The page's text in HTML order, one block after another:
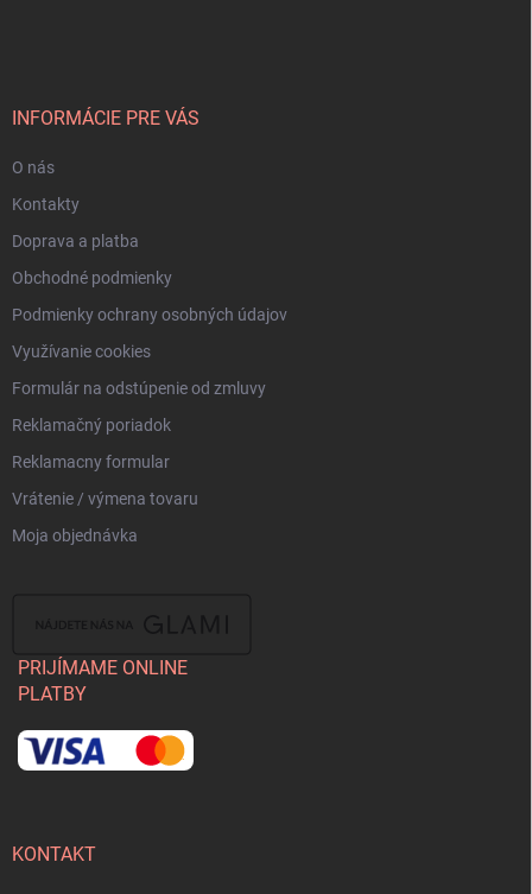
INFORMÁCIE PRE VÁS
O nás
Kontakty
Doprava a platba
Obchodné podmienky
Podmienky ochrany osobných údajov
Využívanie cookies
Formulár na odstúpenie od zmluvy
Reklamačný poriadok
Reklamacny formular
Vrátenie / výmena tovaru
Moja objednávka
PRIJÍMAME ONLINE
PLATBY
KONTAKT